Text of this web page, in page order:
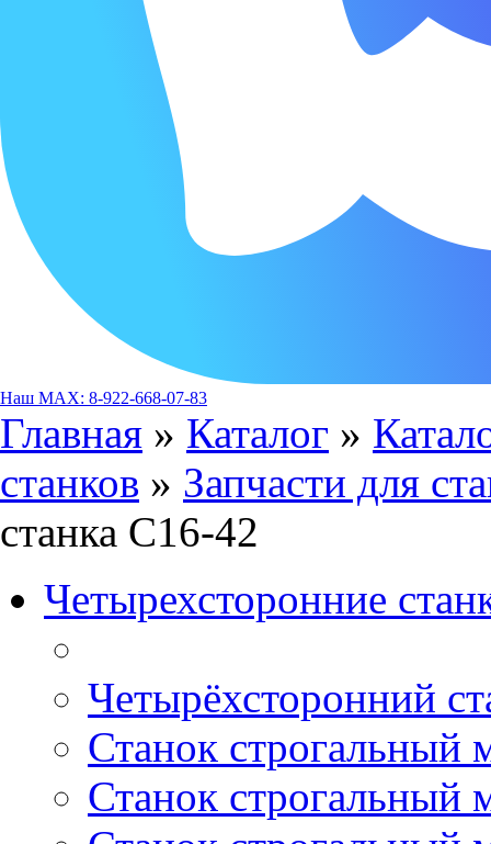
Наш MAX: 8-922-668-07-83
Главная » Каталог »
станков » Запчасти для
станка С16-42
Четырехсторонние
Четырёхсторонний
Станок
Станок